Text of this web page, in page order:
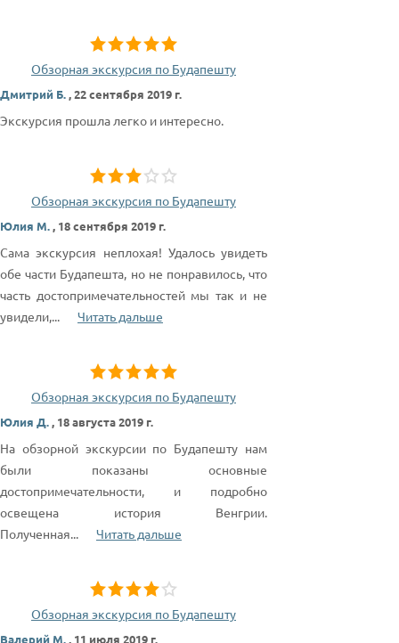
Обзорная экскурсия по Будапешту
Дмитрий Б.,22 сентября 2019 г.
Экскурсия прошла легко и интересно.
Обзорная экскурсия по Будапешту
Юлия М., 18 сентября 2019 г.
Сама экскурсия неплохая! Удалось увидеть
обе части Будапешта, но не понравилось, что
часть достопримечательностей мы так и не
увидели,... Читать дальше
Обзорная экскурсия по Будапешту
Юлия Д., 18 августа 2019 г.
На обзорной экскурсии по Будапешту нам
были показаны основные
достопримечательности, и подробно
освещена история Венгрии.
Полученная... Читать дальше
Обзорная экскурсия по Будапешту
Валерий М., 11 июля 2019 г.